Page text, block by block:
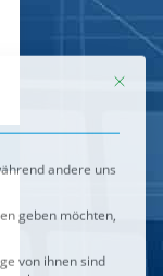
IM BRENNPUNKT
von ihnen sind
für
erteilt werden